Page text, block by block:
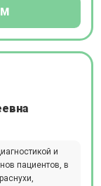
и
пациентов, в